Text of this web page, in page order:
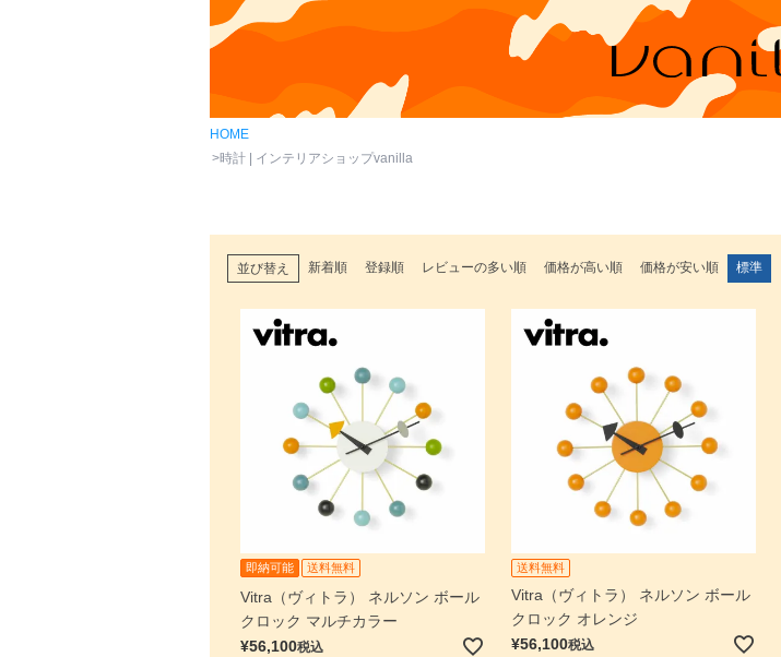
HOME
時計 | インテリアショップvanilla
並び替え 新着順 登録順 レビューの多い順 価格が高い順 価格が安い順 標準
即納可能 送料無料
Vitra（ヴィトラ） ネルソン ボール
クロック マルチカラー
¥56,100税込
送料無料
Vitra（ヴィトラ） ネルソン ボール
クロック オレンジ
¥56,100税込